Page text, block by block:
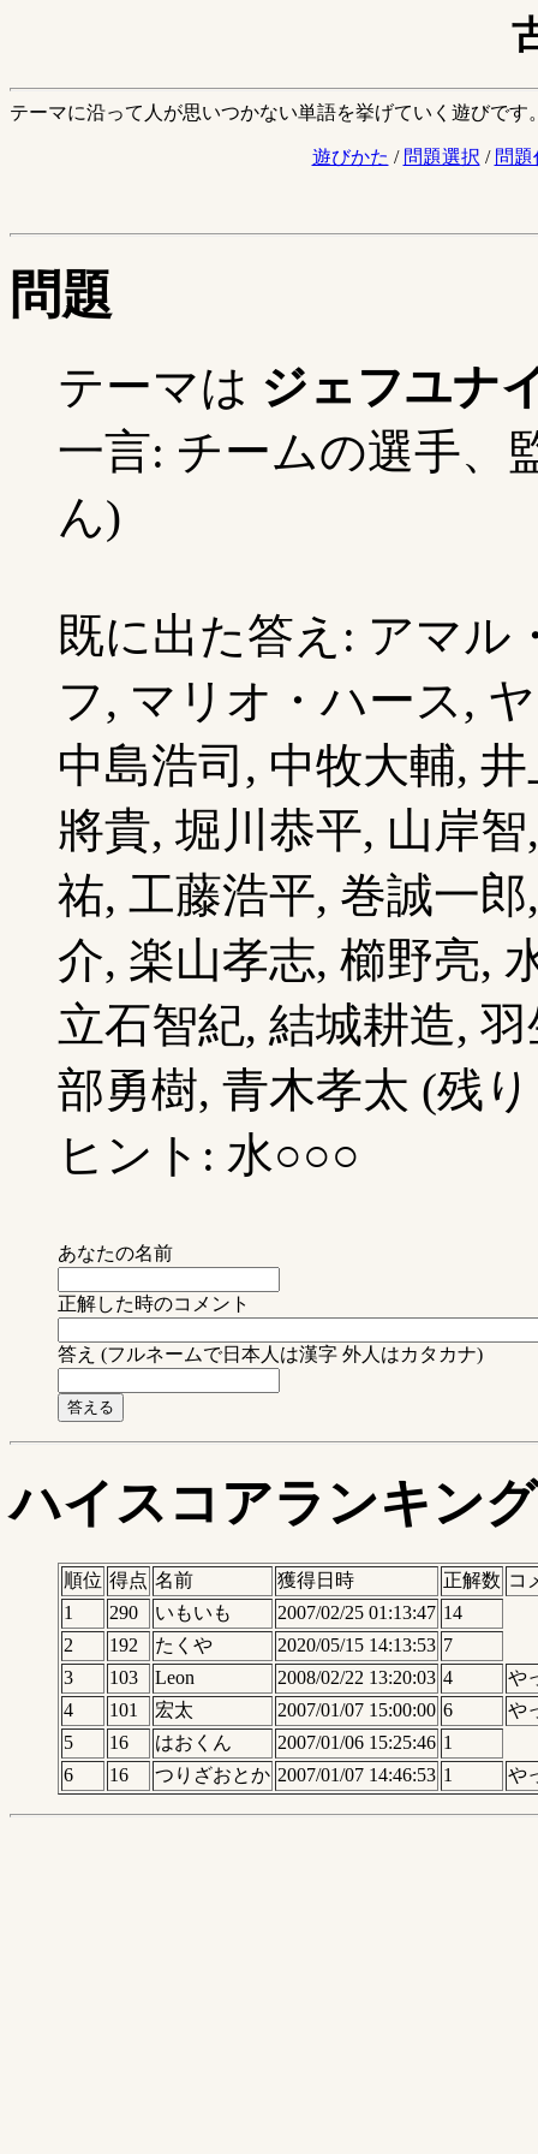
テーマに沿って人が思いつかない単語を挙げていく遊びです
遊びかた / 問題選択 / 問題
問題
テーマは ジェフユナ
一言: チームの選手、
ん)
既に出た答え: アマル
フ, マリオ・ハース,
中島浩司, 中牧大輔,
將貴, 堀川恭平, 山岸
祐, 工藤浩平, 巻誠一
介, 楽山孝志, 櫛野亮,
立石智紀, 結城耕造,
部勇樹, 青木孝太 (残
ヒント: 水○○○
あなたの名前
正解した時のコメント
答え (フルネームで日本人は漢字 外人はカタカナ)
ハイスコアランキング
順位 得点 名前 獲得日時 正解数 コ
1
290 いもいも 2007/02/25 01:13:47 14
2
192 たくや 2020/05/15 14:13:53 7
3
103 Leon 2008/02/22 13:20:03 4
や
4
101 宏太 2007/01/07 15:00:00 6
や
5
16 はおくん 2007/01/06 15:25:46 1
6
16 つりざおとか 2007/01/07 14:46:53 1 や